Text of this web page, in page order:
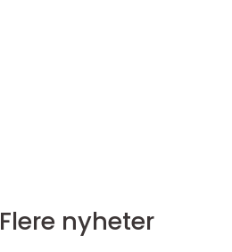
Flere nyheter